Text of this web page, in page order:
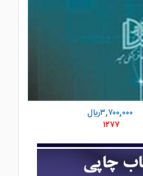
۳,۷۰۰,۰۰۰ريال
۱۲۷۷